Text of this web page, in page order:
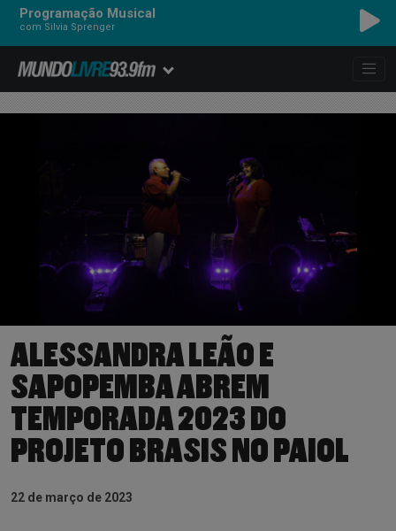
Programação Musical
com Silvia Sprenger
ALESSANDRA LEÃO E
SAPOPEMBA ABREM
TEMPORADA 2023 DO
PROJETO BRASIS NO PAIOL
22 de março de 2023